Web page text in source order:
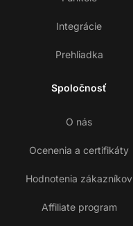
Integrácie
Prehliadka
Spoločnosť
O nás
Ocenenia a certifikáty
Hodnotenia zákazníkov
Affiliate program